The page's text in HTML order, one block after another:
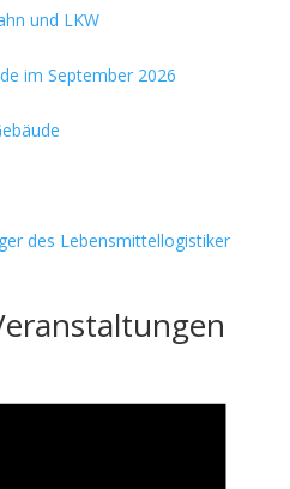
und LKW
im September 2026
des Lebensmittellogistiker